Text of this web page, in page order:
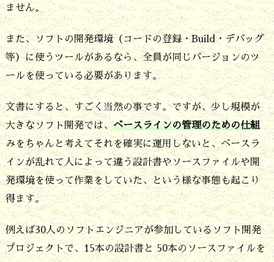
ません。
また、ソフトの開発環境（コードの登録・Build・デバッグ
等）に使うツールがあるなら、全員が同じバージョンのツ
ールを使っている必要があります。
文書にすると、すごく当然の事です。ですが、少し規模が
大きなソフト開発では、ベースラインの管理のための仕組
みをちゃんと考えてそれを確実に運用しないと、ベースラ
インが乱れて人によって違う設計書やソースファイルや開
発環境を使って作業をしていた、という様な事態も起こり
得ます。
例えば30人のソフトエンジニアが参加しているソフト開発
プロジェクトで、15本の設計書と 50本のソースファイルを